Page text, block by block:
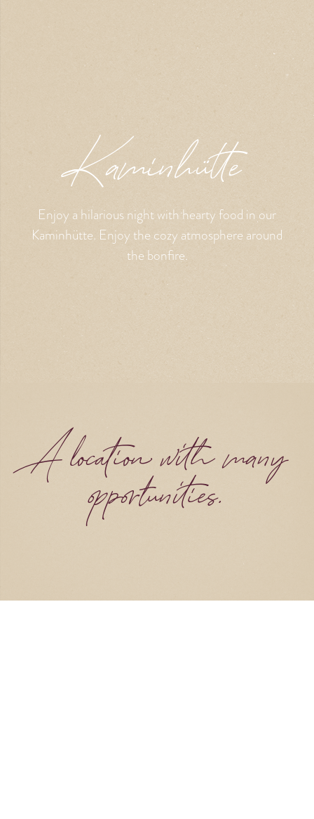
Kaminhütte
Enjoy a hilarious night with hearty food in our
Kaminhütte. Enjoy the cozy atmosphere around
the bonfire.
A location with many
opportunities.